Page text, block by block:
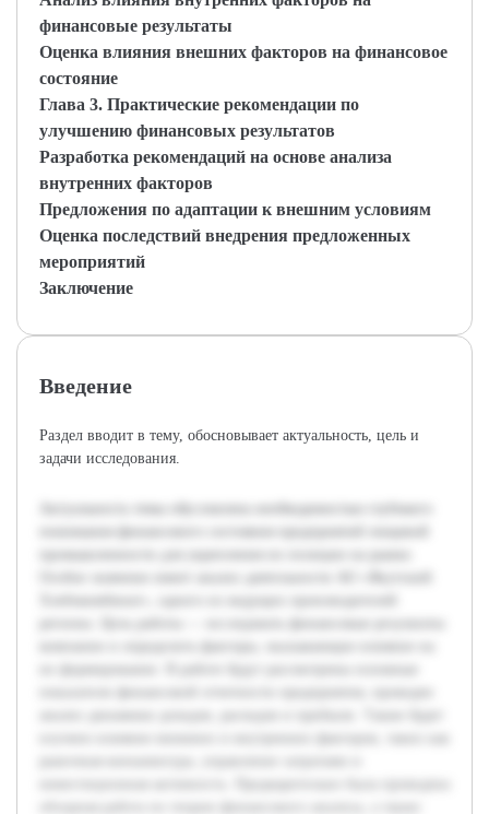
финансовые результаты
Оценка влияния внешних факторов на финансовое
состояние
Глава 3. Практические рекомендации по
улучшению финансовых результатов
Разработка рекомендаций на основе анализа
внутренних факторов
Предложения по адаптации к внешним условиям
Оценка последствий внедрения предложенных
мероприятий
Заключение
Введение
Раздел вводит в тему, обосновывает актуальность, цель и
задачи исследования.